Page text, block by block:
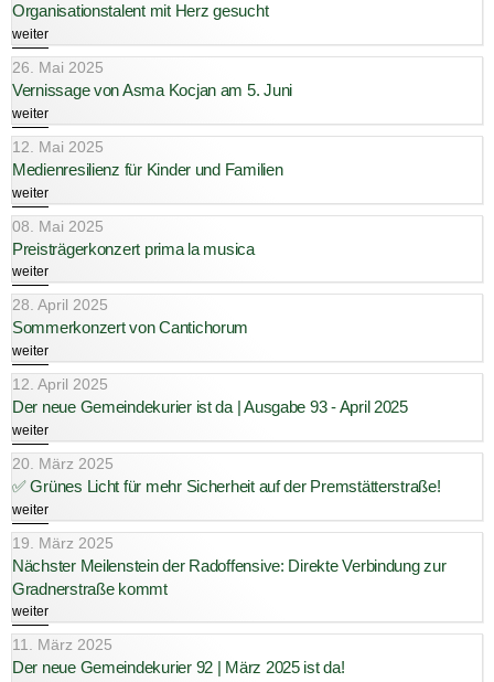
Organisationstalent mit Herz gesucht
weiter
26. Mai 2025
Vernissage von Asma Kocjan am 5. Juni
weiter
12. Mai 2025
Medienresilienz für Kinder und Familien
weiter
08. Mai 2025
Preisträgerkonzert prima la musica
weiter
28. April 2025
Sommerkonzert von Cantichorum
weiter
12. April 2025
Der neue Gemeindekurier ist da | Ausgabe 93 - April 2025
weiter
20. März 2025
✅ Grünes Licht für mehr Sicherheit auf der Premstätterstraße!
weiter
19. März 2025
Nächster Meilenstein der Radoffensive: Direkte Verbindung zur
Gradnerstraße kommt
weiter
11. März 2025
Der neue Gemeindekurier 92 | März 2025 ist da!